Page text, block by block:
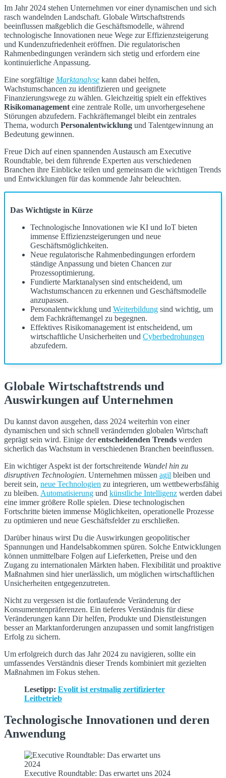
Im Jahr 2024 stehen Unternehmen vor einer dynamischen und sich
rasch wandelnden Landschaft. Globale Wirtschaftstrends
beeinflussen maßgeblich die Geschäftsmodelle, während
technologische Innovationen neue Wege zur Effizienzsteigerung
und Kundenzufriedenheit eröffnen. Die regulatorischen
Rahmenbedingungen verändern sich stetig und erfordern eine
kontinuierliche Anpassung.
Eine sorgfältige Marktanalyse kann dabei helfen,
Wachstumschancen zu identifizieren und geeignete
Finanzierungswege zu wählen. Gleichzeitig spielt ein effektives
Risikomanagement eine zentrale Rolle, um unvorhergesehene
Störungen abzufedern. Fachkräftemangel bleibt ein zentrales
Thema, wodurch Personalentwicklung und Talentgewinnung an
Bedeutung gewinnen.
Freue Dich auf einen spannenden Austausch am Executive
Roundtable, bei dem führende Experten aus verschiedenen
Branchen ihre Einblicke teilen und gemeinsam die wichtigen Trends
und Entwicklungen für das kommende Jahr beleuchten.
Das Wichtigste in Kürze
Technologische Innovationen wie KI und IoT bieten
immense Effizienzsteigerungen und neue
Geschäftsmöglichkeiten.
Neue regulatorische Rahmenbedingungen erfordern
ständige Anpassung und bieten Chancen zur
Prozessoptimierung.
Fundierte Marktanalysen sind entscheidend, um
Wachstumschancen zu erkennen und Geschäftsmodelle
anzupassen.
Personalentwicklung und Weiterbildung sind wichtig, um
dem Fachkräftemangel zu begegnen.
Effektives Risikomanagement ist entscheidend, um
wirtschaftliche Unsicherheiten und Cyberbedrohungen
abzufedern.
Globale Wirtschaftstrends und
Auswirkungen auf Unternehmen
Du kannst davon ausgehen, dass 2024 weiterhin von einer
dynamischen und sich schnell verändernden globalen Wirtschaft
geprägt sein wird. Einige derentscheidenden Trends werden
sicherlich das Wachstum in verschiedenen Branchen beeinflussen.
Ein wichtiger Aspekt ist der fortschreitende Wandel hin zu
disruptiven Technologien. Unternehmen müssen agil bleiben und
bereit sein, neue Technologien zu integrieren, um wettbewerbsfähig
zu bleiben. Automatisierung und künstliche Intelligenz werden dabei
eine immer größere Rolle spielen. Diese technologischen
Fortschritte bieten immense Möglichkeiten, operationelle Prozesse
zu optimieren und neue Geschäftsfelder zu erschließen.
Darüber hinaus wirst Du die Auswirkungen geopolitischer
Spannungen und Handelsabkommen spüren. Solche Entwicklungen
können unmittelbare Folgen auf Lieferketten, Preise und den
Zugang zu internationalen Märkten haben. Flexibilität und proaktive
Maßnahmen sind hier unerlässlich, um möglichen wirtschaftlichen
Unsicherheiten entgegenzutreten.
Nicht zu vergessen ist die fortlaufende Veränderung der
Konsumentenpräferenzen. Ein tieferes Verständnis für diese
Veränderungen kann Dir helfen, Produkte und Dienstleistungen
besser an Marktanforderungen anzupassen und somit langfristigen
Erfolg zu sichern.
Um erfolgreich durch das Jahr 2024 zu navigieren, sollte ein
umfassendes Verständnis dieser Trends kombiniert mit gezielten
Maßnahmen im Fokus stehen.
Lesetipp: Evolit ist erstmalig zertifizierter
Leitbetrieb
Technologische Innovationen und deren
Anwendung
Executive Roundtable: Das erwartet uns 2024